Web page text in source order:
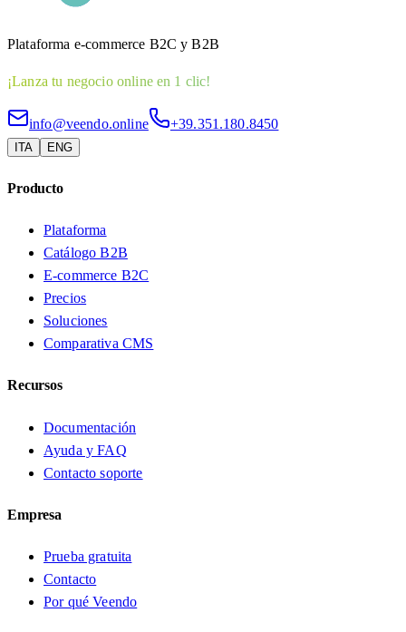
Plataforma e-commerce B2C y B2B
¡Lanza tu negocio online en 1 clic!
info@veendo.online +39.351.180.8450
ITA ENG
Producto
Plataforma
Catálogo B2B
E-commerce B2C
Precios
Soluciones
Comparativa CMS
Recursos
Documentación
Ayuda y FAQ
Contacto soporte
Empresa
Prueba gratuita
Contacto
Por qué Veendo